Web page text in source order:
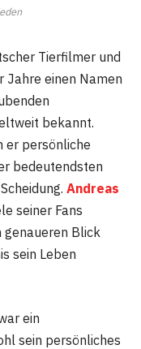
Tierfilmer und
Jahre einen Namen
bekannt.
er persönliche
bedeutendsten
Andreas
seiner Fans
genaueren Blick
sein Leben
ein
sein persönliches